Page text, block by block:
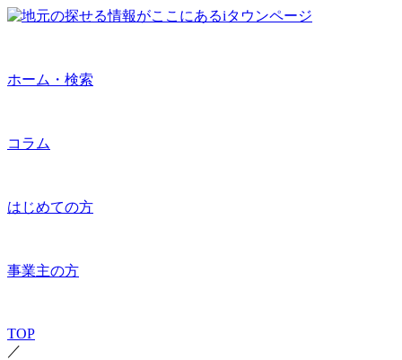
ホーム・検索
コラム
はじめての方
事業主の方
TOP
／